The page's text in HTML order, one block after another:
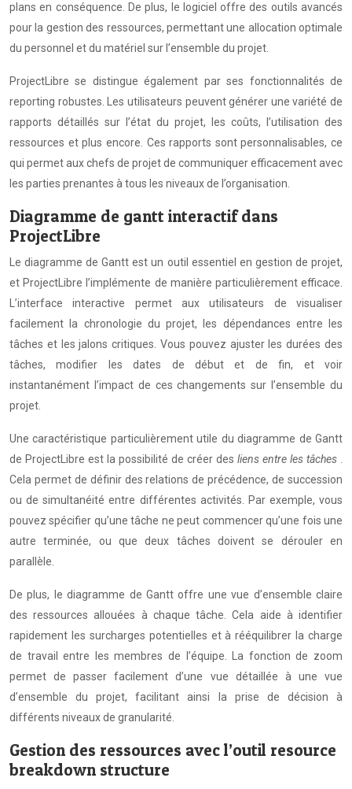
plans en conséquence. De plus, le logiciel offre des outils avancés
pour la gestion des ressources, permettant une allocation optimale
du personnel et du matériel sur l’ensemble du projet.
ProjectLibre se distingue également par ses fonctionnalités de
reporting robustes. Les utilisateurs peuvent générer une variété de
rapports détaillés sur l’état du projet, les coûts, l’utilisation des
ressources et plus encore. Ces rapports sont personnalisables, ce
qui permet aux chefs de projet de communiquer efficacement avec
les parties prenantes à tous les niveaux de l’organisation.
Diagramme de gantt interactif dans
ProjectLibre
Le diagramme de Gantt est un outil essentiel en gestion de projet,
et ProjectLibre l’implémente de manière particulièrement efficace.
L’interface interactive permet aux utilisateurs de visualiser
facilement la chronologie du projet, les dépendances entre les
tâches et les jalons critiques. Vous pouvez ajuster les durées des
tâches, modifier les dates de début et de fin, et voir
instantanément l’impact de ces changements sur l’ensemble du
projet.
Une caractéristique particulièrement utile du diagramme de Gantt
de ProjectLibre est la possibilité de créer des liens entre les tâches
Cela permet de définir des relations de précédence, de succession
ou de simultanéité entre différentes activités. Par exemple, vous
pouvez spécifier qu’une tâche ne peut commencer qu’une fois une
autre terminée, ou que deux tâches doivent se dérouler en
parallèle.
De plus, le diagramme de Gantt offre une vue d’ensemble claire
des ressources allouées à chaque tâche. Cela aide à identifier
rapidement les surcharges potentielles et à rééquilibrer la charge
de travail entre les membres de l’équipe. La fonction de zoom
permet de passer facilement d’une vue détaillée à une vue
d’ensemble du projet, facilitant ainsi la prise de décision à
différents niveaux de granularité.
Gestion des ressources avec l’outil resource
breakdown structure